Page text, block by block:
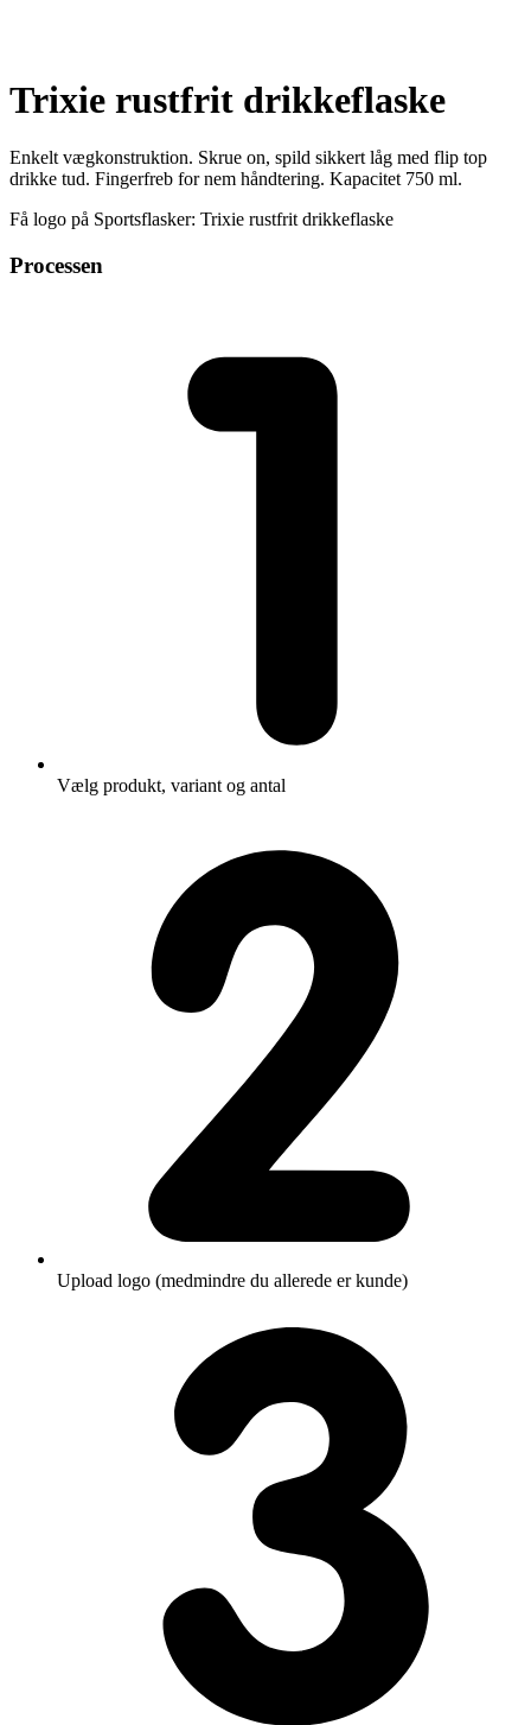
Trixie rustfrit drikkeflaske
Enkelt vægkonstruktion. Skrue on, spild sikkert låg med flip top
drikke tud. Fingerfreb for nem håndtering. Kapacitet 750 ml.
Få logo på Sportsflasker: Trixie rustfrit drikkeflaske
Processen
Vælg produkt, variant og antal
Upload logo (medmindre du allerede er kunde)